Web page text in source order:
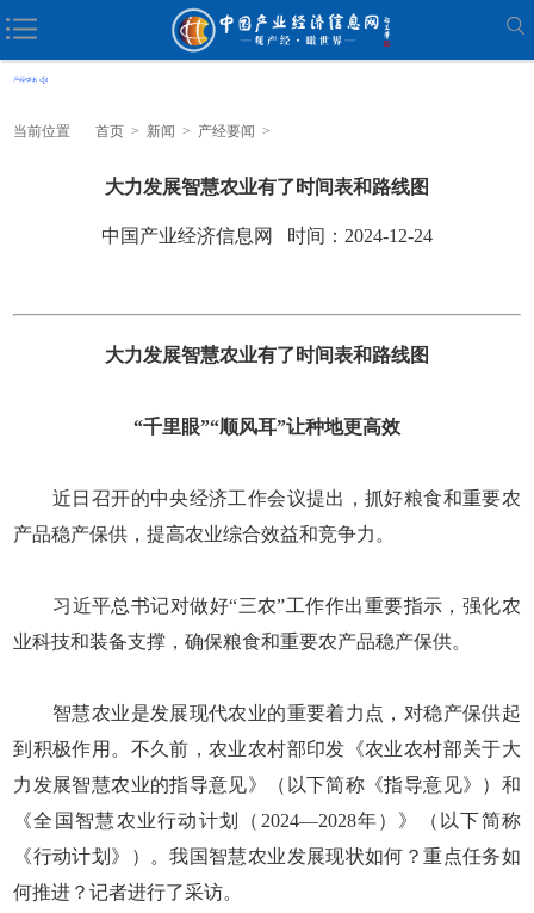
当前位置 首页 > 新闻 > 产经要闻 >
大力发展智慧农业有了时间表和路线图
中国产业经济信息网 时间：2024-12-24
大力发展智慧农业有了时间表和路线图
“千里眼”“顺风耳”让种地更高效
近日召开的中央经济工作会议提出，抓好粮食和重要农
产品稳产保供，提高农业综合效益和竞争力。
习近平总书记对做好“三农”工作作出重要指示，强化农
业科技和装备支撑，确保粮食和重要农产品稳产保供。
智慧农业是发展现代农业的重要着力点，对稳产保供起
到积极作用。不久前，农业农村部印发《农业农村部关于大
力发展智慧农业的指导意见》（以下简称《指导意见》）和
《全国智慧农业行动计划（2024—2028年）》（以下简称
《行动计划》）。我国智慧农业发展现状如何？重点任务如
何推进？记者进行了采访。